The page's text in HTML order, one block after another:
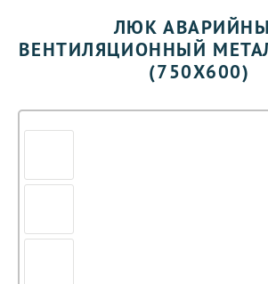
ЛЮК
ВЕНТИЛЯЦИОННЫЙ
(750Х600)
ОПЛАТА И ДОСТАВКА
КОНТАКТЫ
КОРЗИНА